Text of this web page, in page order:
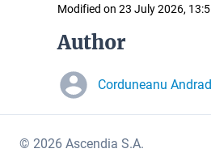
Modified on 23 July 2026,
Author
Corduneanu
© 2026 Ascendia S.A.